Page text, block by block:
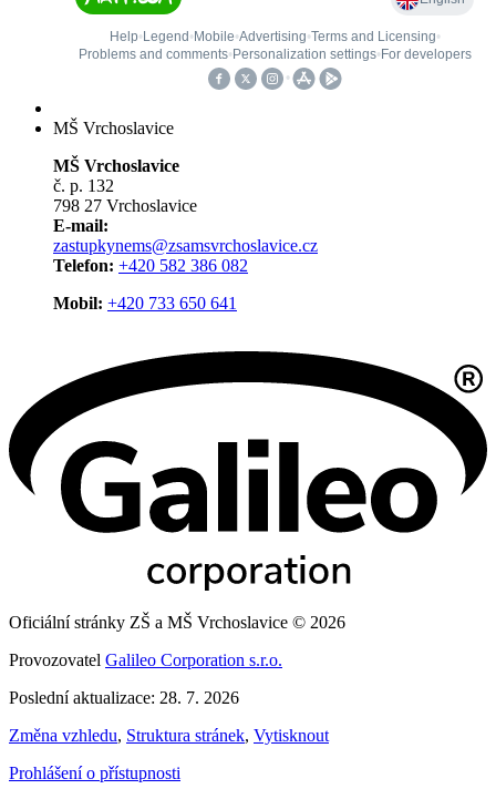
MŠ Vrchoslavice
MŠ Vrchoslavice
č. p. 132
798 27 Vrchoslavice
E-mail:
zastupkynems@zsamsvrchoslavice.cz
Telefon: +420 582 386 082
Mobil: +420 733 650 641
Oficiální stránky ZŠ a MŠ Vrchoslavice © 2026
Provozovatel Galileo Corporation s.r.o.
Poslední aktualizace: 28. 7. 2026
Změna vzhledu, Struktura stránek, Vytisknout
Prohlášení o přístupnosti